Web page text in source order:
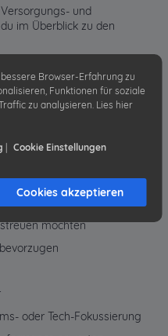
und
im Überblick zu den
Anleger, die:
Baustein suchen
möchten
oder Tech-Fokussierung
Browser-Erfahrung zu
Funktionen für soziale
zu analysieren. Lies hier
Cookie Einstellungen
Cookies akzeptieren